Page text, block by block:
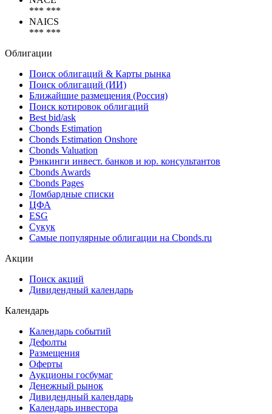
*** ***
NAICS
*** ***
Облигации
Поиск облигаций & Карты рынка
Поиск облигаций (ИИ)
Ближайшие размещения (Россия)
Поиск котировок облигаций
Best bid/ask
Cbonds Estimation
Cbonds Estimation Onshore
Cbonds Valuation
Рэнкинги инвест. банков и юр. консультантов
Cbonds Awards
Cbonds Pages
Ломбардные списки
ЦФА
ESG
Сукук
Самые популярные облигации на Cbonds.ru
Акции
Поиск акций
Дивидендный календарь
Календарь
Календарь событий
Дефолты
Размещения
Оферты
Аукционы госбумаг
Денежный рынок
Дивидендный календарь
Календарь инвестора